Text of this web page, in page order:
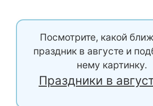
Посмотрите, какой
праздник в августе и
нему картинку.
Праздники в